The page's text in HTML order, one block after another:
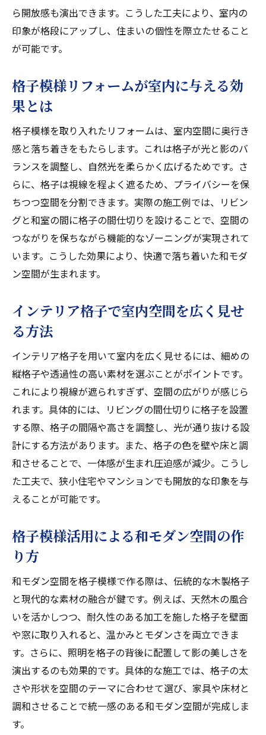
ら開放感も演出できます。こうした工夫により、室内の
印象が格段にアップし、住まいの個性を際立たせること
が可能です。
格子模様リフォームが室内に与える効
果とは
格子模様を取り入れたリフォームは、室内空間に奥行き
感と落ち着きをもたらします。これは格子が光と影のバ
ランスを調整し、自然光を柔らかく広げるためです。さ
らに、格子は視線を程よく遮るため、プライバシーを保
ちつつ空間を分割できます。実際の施工例では、リビン
グと和室の間に格子の間仕切りを設けることで、空間の
つながりを保ちながら機能的なゾーニングが実現されて
います。こうした効果により、快適で落ち着いた和モダ
ン空間が生まれます。
インテリア格子で室内空間を広く見せ
る方法
インテリア格子を用いて室内を広く見せるには、細めの
縦格子や透過性の高い素材を選ぶことがポイントです。
これにより視線が遮られすぎず、空間の広がりが感じら
れます。具体的には、リビングの間仕切りに格子を設置
する際、格子の間隔や高さを調整し、光が通り抜ける設
計にする方法があります。また、格子の色を壁や床と調
和させることで、一体感が生まれ圧迫感が減少。こうし
た工夫で、狭小住宅やマンションでも開放的な印象を与
えることが可能です。
格子模様活用による和モダン空間の作
り方
和モダン空間を格子模様で作る際は、伝統的な木製格子
と現代的な素材の融合が鍵です。例えば、天然木の風合
いを活かしつつ、耐久性のある加工を施した格子を壁面
や窓に取り入れると、温かみとモダンさを両立できま
す。さらに、照明を格子の背後に配置して影の美しさを
演出するのも効果的です。具体的な施工では、格子の太
さや形状を空間のテーマに合わせて選び、家具や床材と
調和させることで統一感のある和モダン空間が完成しま
す。